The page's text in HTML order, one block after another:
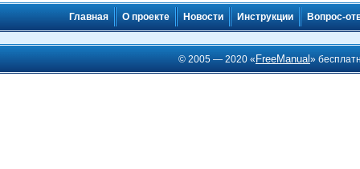
Главная О проекте Новости Инструкции Вопрос-
© 2005 — 2020 « FreeManual»